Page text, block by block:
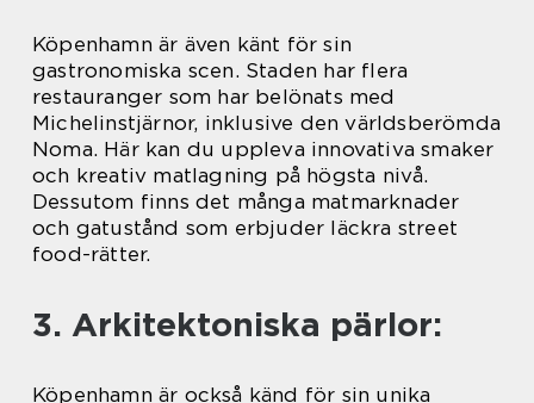
Köpenhamn är även känt för sin
gastronomiska scen. Staden har flera
restauranger som har belönats med
Michelinstjärnor, inklusive den världsberömda
Noma. Här kan du uppleva innovativa smaker
och kreativ matlagning på högsta nivå.
Dessutom finns det många matmarknader
och gatustånd som erbjuder läckra street
food-rätter.
3. Arkitektoniska pärlor:
Köpenhamn är också känd för sin unika